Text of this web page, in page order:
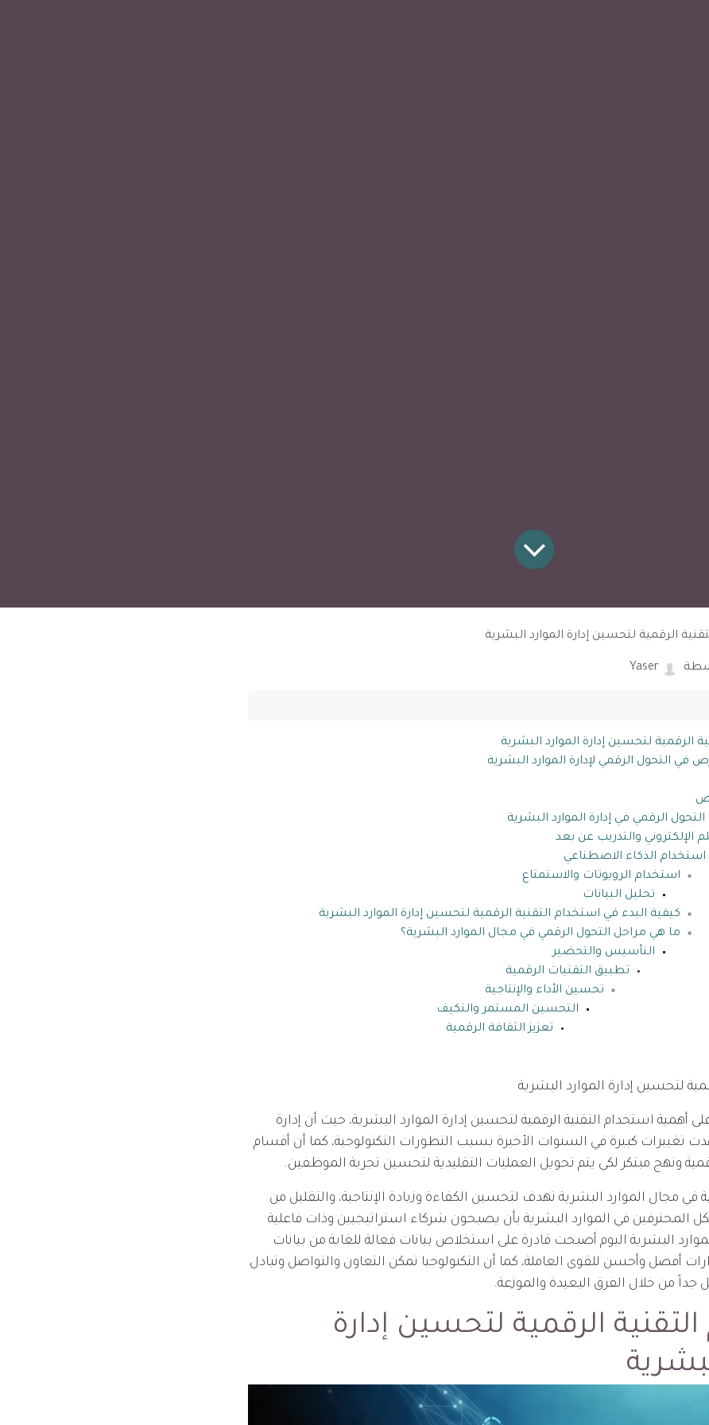
الرقمية لتحسين إدارة الموارد البشرية
Yaser
الرقمية لتحسين إدارة الموارد البشرية
في التحول الرقمي لإدارة الموارد البشرية
التحول الرقمي في إدارة الموارد البشرية
الإلكتروني والتدريب عن بعد
استخدام الذكاء الاصطناعي
استخدام الروبوتات والاستمتاع
تحليل البيانات
كيفية البدء في استخدام التقنية الرقمية لتحسين إدارة الموارد البشرية
ما هي مراحل التحول الرقمي في مجال الموارد البشرية؟
التأسيس والتحضير
تطبيق التقنيات الرقمية
تحسين الأداء والإنتاجية
التحسين المستمر والتكيف
تعزيز الثقافة الرقمية
لتحسين إدارة الموارد البشرية
أهمية استخدام التقنية الرقمية لتحسين إدارة الموارد البشرية، حيث أن إدارة
تغييرات كبيرة في السنوات الأخيرة بسبب التطورات التكنولوجية، كما أن أقسام
ونهج مبتكر لكي يتم تحويل العمليات التقليدية لتحسين تجربة الموظفين.
في مجال الموارد البشرية تهدف لتحسين الكفاءة وزيادة الإنتاجية، والتقليل من
المحترفين في الموارد البشرية بأن يصبحون شركاء استراتيجيين وذات فاعلية
البشرية اليوم أصبحت قادرة على استخلاص بيانات فعالة للغاية من بيانات
أفضل وأحسن للقوى العاملة، كما أن التكنولوجيا تمكن التعاون والتواصل وتبادل
من خلال الفرق البعيدة والموزعة.
الرقمية لتحسين إدارة